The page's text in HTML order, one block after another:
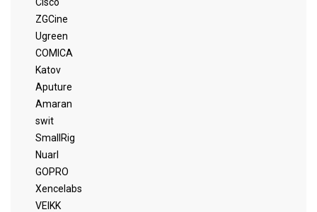
Cisco
ZGCine
Ugreen
COMICA
Katov
Aputure
Amaran
swit
SmallRig
Nuarl
GOPRO
Xencelabs
VEIKK